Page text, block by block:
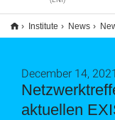
Institute News
aktuellen
December 14, 2021